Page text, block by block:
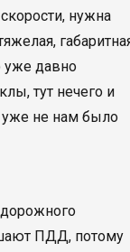
нужна
уже давно
тут нечего и
уже не нам было
ПДД, потому